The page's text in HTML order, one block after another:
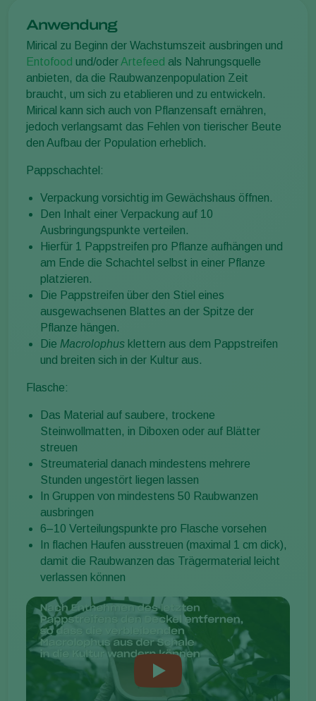
Anwendung
Mirical zu Beginn der Wachstumszeit ausbringen und
Entofood und/oderArtefeed als Nahrungsquelle
anbieten, da die Raubwanzenpopulation Zeit
braucht, um sich zu etablieren und zu entwickeln.
Mirical kann sich auch von Pflanzensaft ernähren,
jedoch verlangsamt das Fehlen von tierischer Beute
den Aufbau der Population erheblich.
Pappschachtel:
Verpackung vorsichtig im Gewächshaus öffnen.
Den Inhalt einer Verpackung auf 10
Ausbringungspunkte verteilen.
Hierfür 1 Pappstreifen pro Pflanze aufhängen und
am Ende die Schachtel selbst in einer Pflanze
platzieren.
Die Pappstreifen über den Stiel eines
ausgewachsenen Blattes an der Spitze der
Pflanze hängen.
Die Macrolophus klettern aus dem Pappstreifen
und breiten sich in der Kultur aus.
Flasche:
Das Material auf saubere, trockene
Steinwollmatten, in Diboxen oder auf Blätter
streuen
Streumaterial danach mindestens mehrere
Stunden ungestört liegen lassen
In Gruppen von mindestens 50 Raubwanzen
ausbringen
6–10 Verteilungspunkte pro Flasche vorsehen
In flachen Haufen ausstreuen (maximal 1 cm dick),
damit die Raubwanzen das Trägermaterial leicht
verlassen können